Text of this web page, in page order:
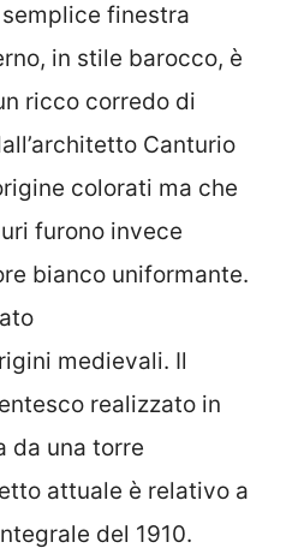
finestra
in stile barocco, è
ricco corredo di
Canturio
colorati ma che
furono invece
bianco uniformante.
medievali. Il
realizzato in
da una torre
attuale è relativo a
del 1910.